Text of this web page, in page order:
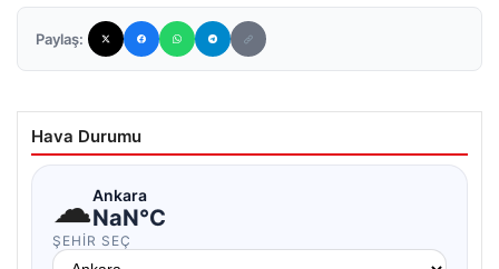
Paylaş:
Hava Durumu
☁Ankara
NaN°C
ŞEHIR SEÇ